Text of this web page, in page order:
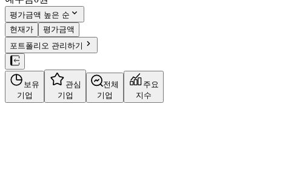
평가금액 높은 순
현재가
평가금액
포트폴리오 관리하기
보유
기업
관심
기업
전체
기업
주요
지수